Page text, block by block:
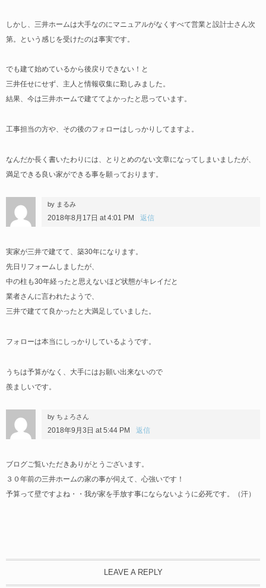
しかし、三井ホームは大手なのにマニュアルがなくすべて営業と設計士さん次
第。という感じを受けたのは事実です。
でも建て始めているから後戻りできない！と
三井任せにせず、主人と情報収集に勤しみました。
結果、今は三井ホームで建ててよかったと思っています。
工事担当の方や、その後のフォローはしっかりしてますよ。
なんだか長く書いたわりには、とりとめのない文章になってしまいましたが、
満足できる良い家ができる事を願っております。
by まるみ
2018年8月17日 at 4:01 PM 返信
実家が三井で建てて、築30年になります。
先日リフォームしましたが、
中の柱も30年経ったと思えないほど状態がキレイだと
業者さんに言われたようで、
三井で建てて良かったと大満足していました。
フォローは本当にしっかりしているようです。
うちは予算がなく、大手にはお願い出来ないので
羨ましいです。
by ちょろさん
2018年9月3日 at 5:44 PM 返信
ブログご覧いただきありがとうございます。
３０年前の三井ホームの家の事が伺えて、心強いです！
予算って壁ですよね・・我が家を手放す事にならないように必死です。（汗）
LEAVE A REPLY